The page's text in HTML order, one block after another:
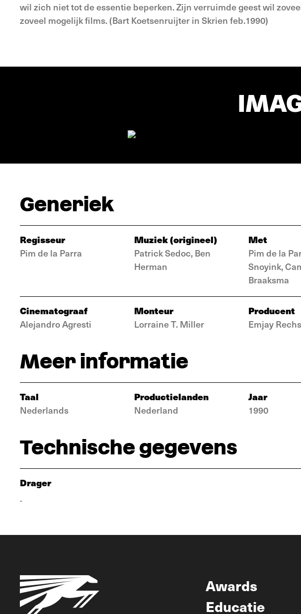
wil zich niet tot de essentie beperken. Zijn verruimde geest wil
zoveel mogelijk films. (Bart Koetsenruijter in Skrien feb.1990)
Generiek
Regisseur
Pim de la Parra
Muziek (origineel)
Patrick Sedoc, Ben
Herman
Met
Pim de la
Snoyink,
Braaksma
Cinematograaf
Alejandro Agresti
Monteur
Lorraine T. Miller
Producent
Emjay
Meer informatie
Taal
Nederlands
Productielanden
Nederland
Jaar
1990
Technische gegevens
Drager
-
Awards
Educatie